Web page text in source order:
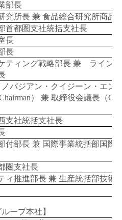
部長
所長 兼 食品総合研究所商品
都圏支社統括支社長
長
長
ティング戦略部長 兼 ライン
バジアン・クイジーン・エン
） 兼 取締役会議長（
支社統括支社長
部長 兼 国際事業統括部国際
圏支社長
推進部長 兼 生産統括部技術
ープ本社】